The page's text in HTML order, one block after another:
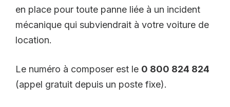
en place pour toute panne liée à un incident
mécanique qui subviendrait à votre voiture de
location.
Le numéro à composer est le 0 800 824 824
(appel gratuit depuis un poste fixe).